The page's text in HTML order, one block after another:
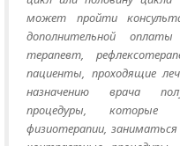
может пройти
дополнительной
терапевт,
пациенты, проходящие
назначению врача
процедуры, которые
физиотерапии,